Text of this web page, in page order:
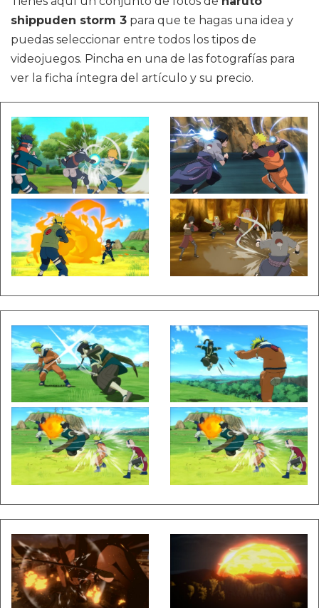
shippuden storm 3 para que te hagas una idea y
puedas seleccionar entre todos los tipos de
videojuegos. Pincha en una de las fotografías para
ver la ficha íntegra del artículo y su precio.